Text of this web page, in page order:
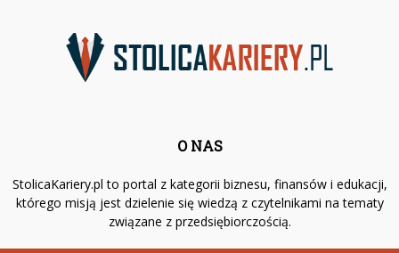
O NAS
StolicaKariery.pl to portal z kategorii biznesu, finansów i edukacji,
którego misją jest dzielenie się wiedzą z czytelnikami na tematy
związane z przedsiębiorczością.